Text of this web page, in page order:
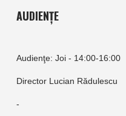
AUDIENȚE
Audienţe: Joi - 14:00-16:00
Director Lucian Rădulescu
-